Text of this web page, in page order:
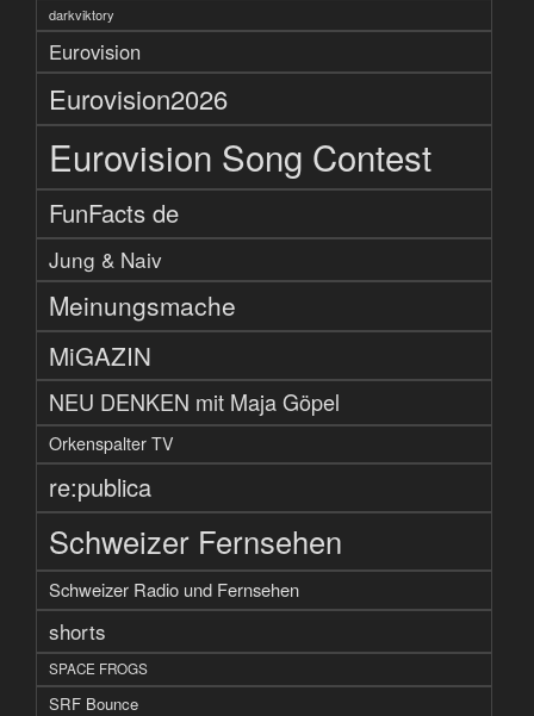
darkviktory
Eurovision
Eurovision2026
Eurovision Song Contest
FunFacts de
Jung & Naiv
Meinungsmache
MiGAZIN
NEU DENKEN mit Maja Göpel
Orkenspalter TV
re:publica
Schweizer Fernsehen
Schweizer Radio und Fernsehen
shorts
SPACE FROGS
SRF Bounce